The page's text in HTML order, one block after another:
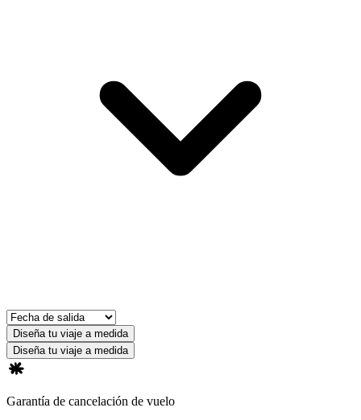
Diseña tu viaje a medida
Diseña tu viaje a medida
Garantía de cancelación de vuelo